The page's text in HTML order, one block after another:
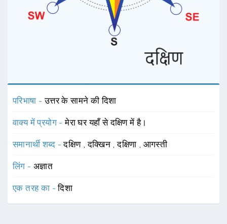
परिभाषा -उत्तर के सामने की दिशा
वाक्य में प्रयोग -मेरा घर यहाँ से दक्षिण में है।
समानार्थी शब्द -दक्षिण ,दक्खिन ,दक्षिणा आगस्ती
लिंग - अज्ञात
एक तरह का -दिशा